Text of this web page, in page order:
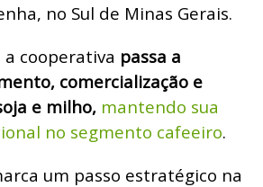
no Sul de Minas Gerais.
cooperativa passa a
comercialização e
e milho, mantendo sua
no segmento cafeeiro.
um passo estratégico na